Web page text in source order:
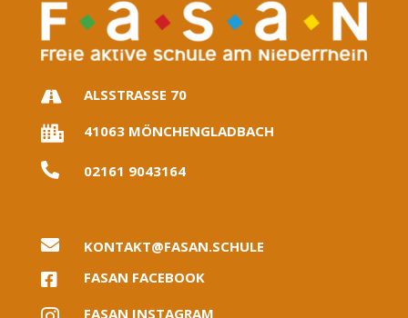
 ALSSTRASSE 70
 41063 MÖNCHENGLADBACH
 02161 9043164
 KONTAKT@FASAN.SCHULE
 FASAN FACEBOOK
FASAN INSTAGRAM